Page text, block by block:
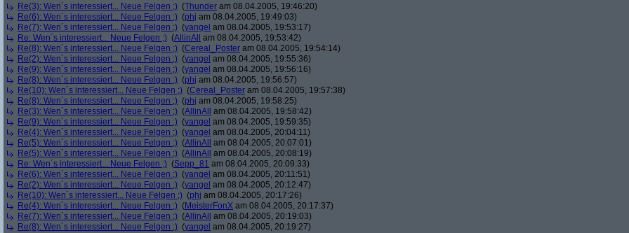
Re(3): Wen´s interessiert... Neue Felgen ;) (Thunder am 08.04.2005, 19:46:20)
Re(6): Wen´s interessiert... Neue Felgen ;) (phj am 08.04.2005, 19:49:03)
Re(7): Wen´s interessiert... Neue Felgen ;) (yangel am 08.04.2005, 19:53:17)
Re: Wen´s interessiert... Neue Felgen ;) (AllinAll
am 08.04.2005, 19:53:42)
Re(8): Wen´s interessiert... Neue Felgen ;) (Cereal_Poster am 08.04.2005, 19:54:14)
Re(2): Wen´s interessiert... Neue Felgen ;) (yangel am 08.04.2005, 19:55:36)
Re(9): Wen´s interessiert... Neue Felgen ;) (yangel am 08.04.2005, 19:56:16)
Re(8): Wen´s interessiert... Neue Felgen ;) (phj am 08.04.2005, 19:56:57)
Re(10): Wen´s interessiert... Neue Felgen ;) (Cereal_Poster am 08.04.2005, 19:57:38)
Re(8): Wen´s interessiert... Neue Felgen ;) (phj am 08.04.2005, 19:58:25)
Re(3): Wen´s interessiert... Neue Felgen ;) (AllinAll
am 08.04.2005, 19:58:42)
Re(9): Wen´s interessiert... Neue Felgen ;) (yangel am 08.04.2005, 19:59:35)
Re(4): Wen´s interessiert... Neue Felgen ;) (yangel am 08.04.2005, 20:04:11)
Re(5): Wen´s interessiert... Neue Felgen ;) (AllinAll
am 08.04.2005, 20:07:01)
Re(5): Wen´s interessiert... Neue Felgen ;) (AllinAll
am 08.04.2005, 20:08:19)
Re: Wen´s interessiert... Neue Felgen ;) (Sepp_81 am 08.04.2005, 20:09:33)
Re(6): Wen´s interessiert... Neue Felgen ;) (yangel am 08.04.2005, 20:11:51)
Re(2): Wen´s interessiert... Neue Felgen ;) (yangel am 08.04.2005, 20:12:47)
Re(10): Wen´s interessiert... Neue Felgen ;) (phj am 08.04.2005, 20:17:26)
Re(4): Wen´s interessiert... Neue Felgen ;) (MeisterFonX am 08.04.2005, 20:17:37)
Re(7): Wen´s interessiert... Neue Felgen ;) (AllinAll
am 08.04.2005, 20:19:03)
Re(8): Wen´s interessiert... Neue Felgen ;) (yangel am 08.04.2005, 20:19:27)